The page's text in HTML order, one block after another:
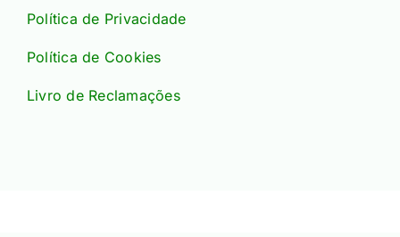
Política de Privacidade
Política de Cookies
Livro de Reclamações